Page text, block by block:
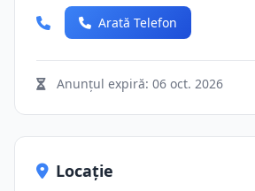
Arată Telefon
Anunțul expiră: 06 oct. 2026
Locație